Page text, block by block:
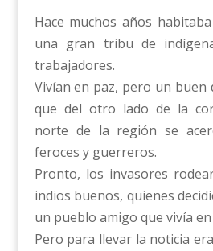
Hace muchos años
una gran tribu de
trabajadores.
Vivían en paz, pero un buen
que del otro lado de la
norte de la región se
feroces y guerreros.
Pronto, los invasores
indios buenos, quienes
un pueblo amigo que vivía en
Pero para llevar la noticia